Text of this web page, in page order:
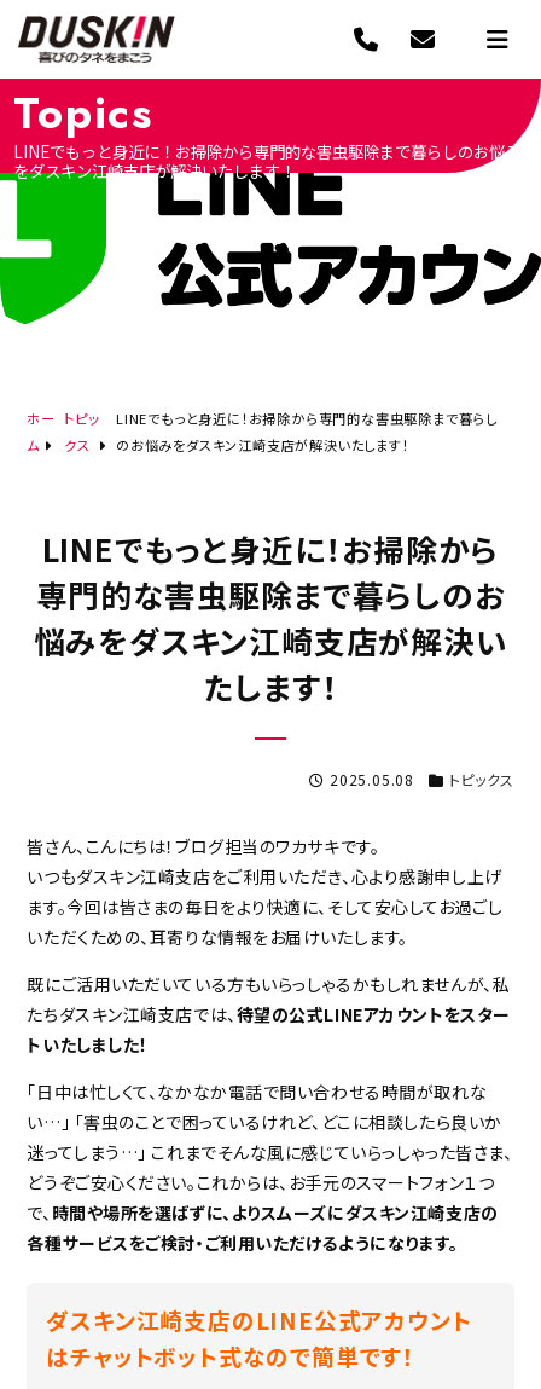
Topics
LINEでもっと身近に！お掃除から専門的な害虫駆除まで暮らしのお悩み
をダスキン江崎支店が解決いたします！
ホー
ム
トピッ
クス
LINEでもっと身近に！お掃除から専門的な害虫駆除まで暮らし
のお悩みをダスキン江崎支店が解決いたします！
LINEでもっと身近に！お掃除から
専門的な害虫駆除まで暮らしのお
悩みをダスキン江崎支店が解決い
たします！
2025.05.08 トピックス
皆さん、こんにちは！ブログ担当のワカサキです。
いつもダスキン江崎支店をご利用いただき、心より感謝申し上げ
ます。今回は皆さまの毎日をより快適に、そして安心してお過ごし
いただくための、耳寄りな情報をお届けいたします。
既にご活用いただいている方もいらっしゃるかもしれませんが、私
たちダスキン江崎支店では、 待望の公式LINEアカウントをスター
トいたしました！
「日中は忙しくて、なかなか電話で問い合わせる時間が取れな
い…」 「害虫のことで困っているけれど、どこに相談したら良いか
迷ってしまう…」 これまでそんな風に感じていらっしゃった皆さま、
どうぞご安心ください。これからは、お手元のスマートフォン１つ
で、 時間や場所を選ばずに、よりスムーズにダスキン江崎支店の
各種サービスをご検討・ご利用いただけるようになります。
ダスキン江崎支店のLINE公式アカウント
はチャットボット式なので簡単です！